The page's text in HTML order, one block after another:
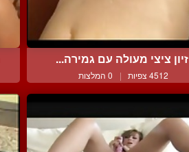
זיון ציצי מעולה עם גמירה...
4512 צפיות | 0 המלצות